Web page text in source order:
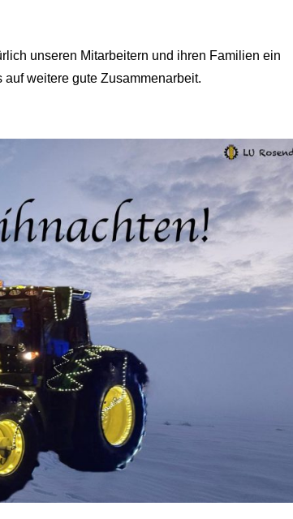
unseren Mitarbeitern und ihren Familien ein
weitere gute Zusammenarbeit.